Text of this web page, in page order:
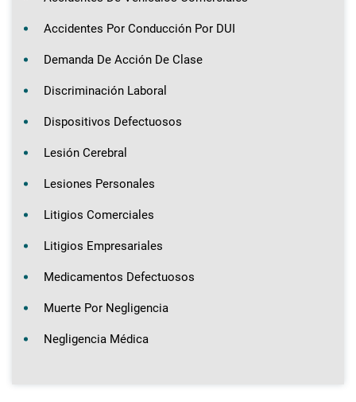
Accidentes Por Conducción Por DUI
Demanda De Acción De Clase
Discriminación Laboral
Dispositivos Defectuosos
Lesión Cerebral
Lesiones Personales
Litigios Comerciales
Litigios Empresariales
Medicamentos Defectuosos
Muerte Por Negligencia
Negligencia Médica